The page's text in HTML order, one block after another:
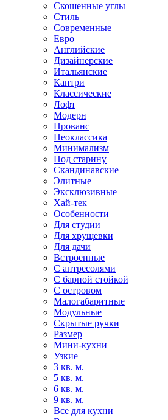
Скошенные углы
Стиль
Современные
Евро
Английские
Дизайнерские
Итальянские
Кантри
Классические
Лофт
Модерн
Прованс
Неоклассика
Минимализм
Под старину
Скандинавские
Элитные
Эксклюзивные
Хай-тек
Особенности
Для студии
Для хрущевки
Для дачи
Встроенные
С антресолями
С барной стойкой
С островом
Малогабаритные
Модульные
Скрытые ручки
Размер
Мини-кухни
Узкие
3 кв. м.
5 кв. м.
6 кв. м.
9 кв. м.
Все для кухни